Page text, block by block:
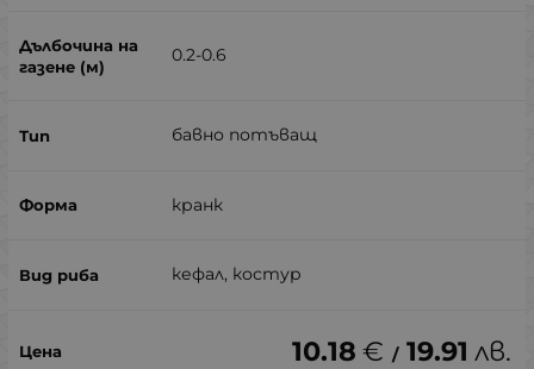
0.2-0.6
бавно потъващ
кранк
кефал, костур
10.18 € / 19.91 лв.